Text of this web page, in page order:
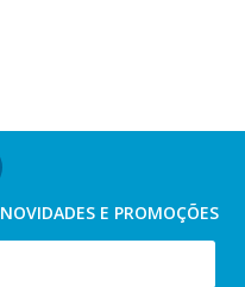
NOVIDADES E PROMOÇÕES